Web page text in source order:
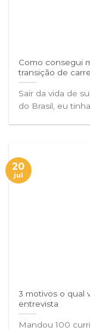
Como consegui
transição de
Sair da vida de
do Brasil, eu
3 motivos o qual
entrevista
Mandou 100
20
jul